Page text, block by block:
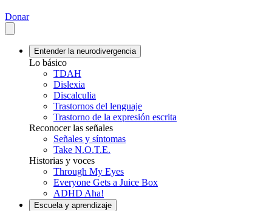
Donar
Entender la neurodivergencia
Lo básico
TDAH
Dislexia
Discalculia
Trastornos del lenguaje
Trastorno de la expresión escrita
Reconocer las señales
Señales y síntomas
Take N.O.T.E.
Historias y voces
Through My Eyes
Everyone Gets a Juice Box
ADHD Aha!
Escuela y aprendizaje